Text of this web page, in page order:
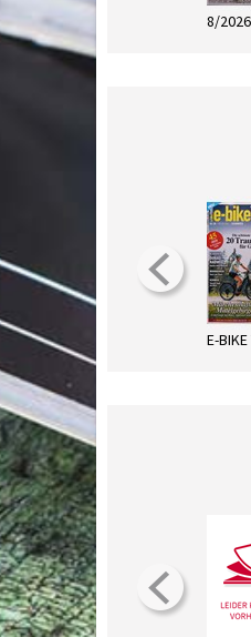
8/2026